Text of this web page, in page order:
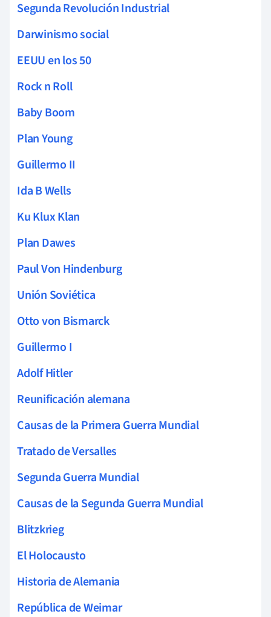
Segunda Revolución Industrial
Darwinismo social
EEUU en los 50
Rock n Roll
Baby Boom
Plan Young
Guillermo II
Ida B Wells
Ku Klux Klan
Plan Dawes
Paul Von Hindenburg
Unión Soviética
Otto von Bismarck
Guillermo I
Adolf Hitler
Reunificación alemana
Causas de la Primera Guerra Mundial
Tratado de Versalles
Segunda Guerra Mundial
Causas de la Segunda Guerra Mundial
Blitzkrieg
El Holocausto
Historia de Alemania
República de Weimar